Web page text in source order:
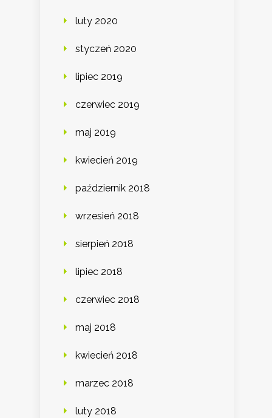
luty 2020
styczeń 2020
lipiec 2019
czerwiec 2019
maj 2019
kwiecień 2019
październik 2018
wrzesień 2018
sierpień 2018
lipiec 2018
czerwiec 2018
maj 2018
kwiecień 2018
marzec 2018
luty 2018